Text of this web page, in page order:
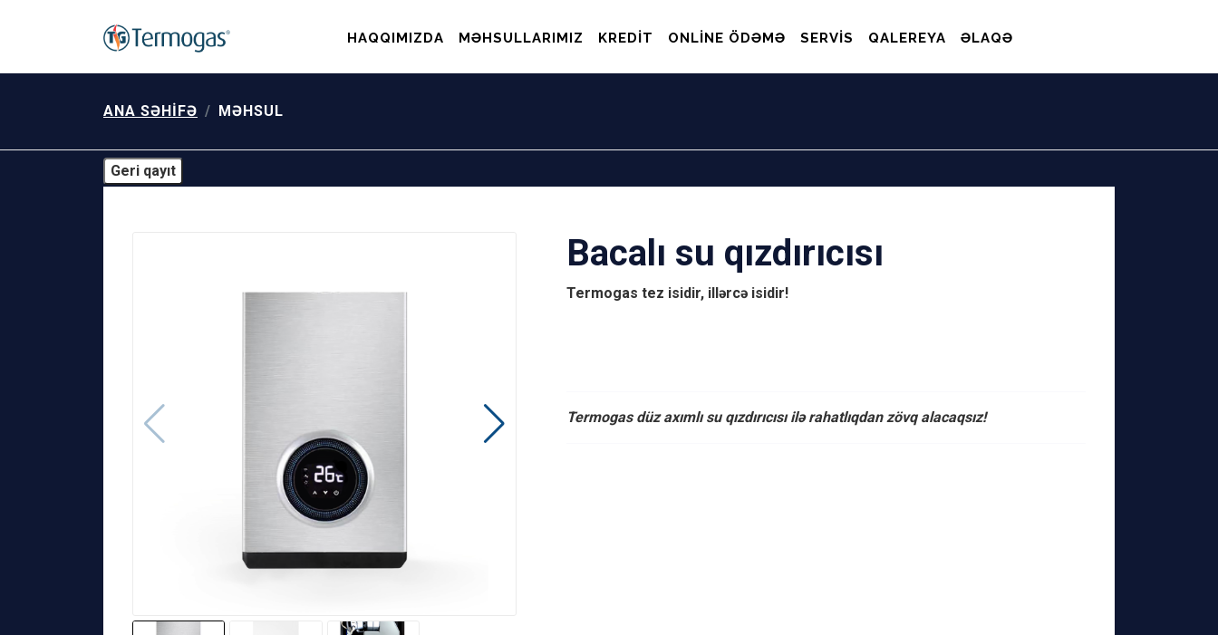
HAQQIMIZDA MƏHSULLARIMIZ KREDIT ONLINE ÖDƏMƏ SERVIS QALEREYA ƏLAQƏ
ANA SƏHIFƏ MƏHSUL
Geri qayıt
Bacalı su qızdırıcısı
Termogas tez isidir, illərcə isidir!
Termogas düz axımlı su qızdırıcısı ilə rahatlıqdan zövq alacaqsız!